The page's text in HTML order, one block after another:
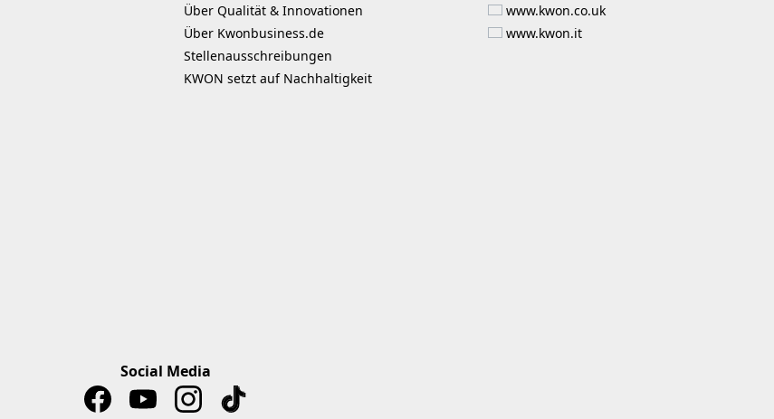
Über Qualität & Innovationen
Über Kwonbusiness.de
Stellenausschreibungen
KWON setzt auf Nachhaltigkeit
www.kwon.co.uk
www.kwon.it
Social Media